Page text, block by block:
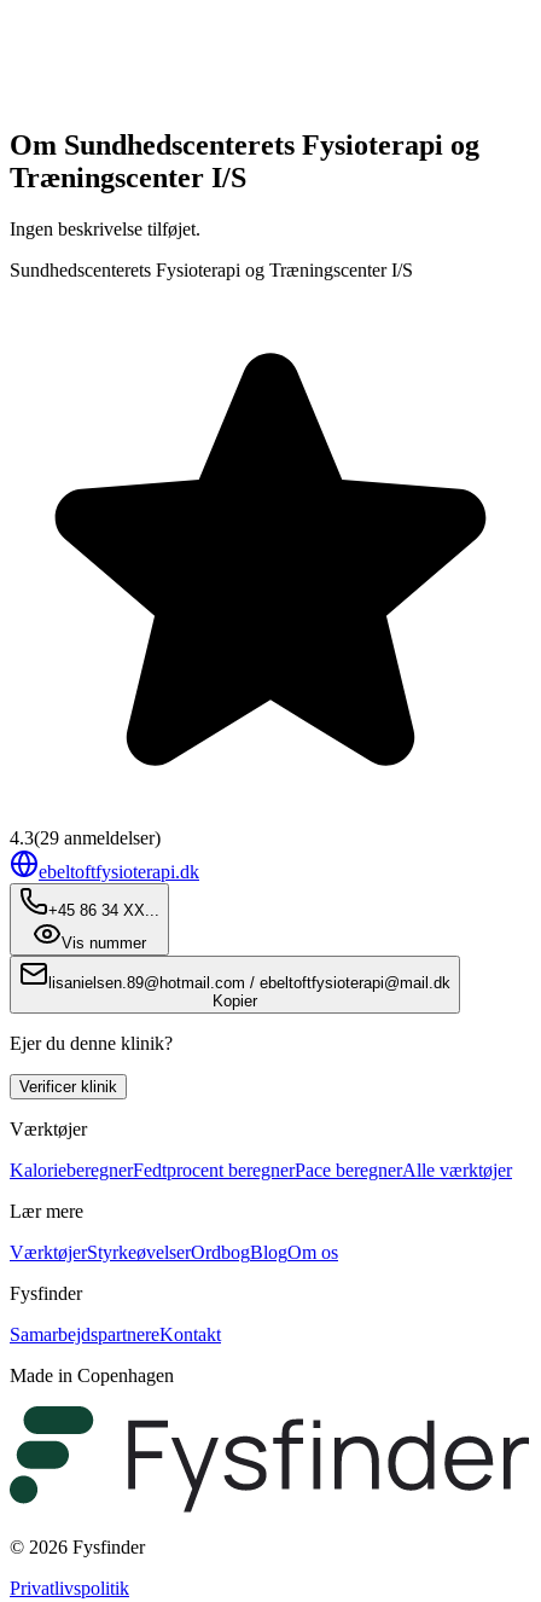
Om Sundhedscenterets Fysioterapi og
Træningscenter I/S
Ingen beskrivelse tilføjet.
Sundhedscenterets Fysioterapi og Træningscenter I/S
4.3(29 anmeldelser)
ebeltoftfysioterapi.dk
+45 86 34 XX...
Vis nummer
lisanielsen.89@hotmail.com / ebeltoftfysioterapi@mail.dk
Kopier
Ejer du denne klinik?
Verificer klinik
Værktøjer
KalorieberegnerFedtprocent beregnerPace beregnerAlle værktøjer
Lær mere
VærktøjerStyrkeøvelserOrdbogBlogOm os
Fysfinder
SamarbejdspartnereKontakt
Made in Copenhagen
© 2026 Fysfinder
Privatlivspolitik